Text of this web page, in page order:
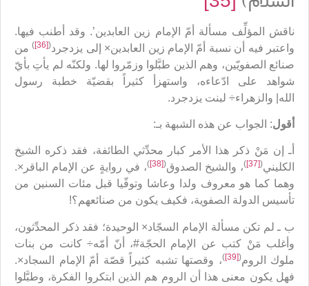
ناقش المؤلِّف مسألة أمّ الإمام زين العابدين’. وقد أطنب فيها.
واعتبر فيه أن نسبة أمّ الإمام زين العابدين× إلى يزدجرد(
[36]
)من
صنائع الصفويّين، وهم الذين طبَّلوا وزمّروا لها. ولكنّه لم يأتِ بأيّ
شواهد على ادّعاءه، واستهزأ كثيراً بقضيّة خطبة رسول
الله| والزهراء÷ لبنت يزدجرد.
أقول: الجواب عن هذه الشبهة بـ:
أـ إن مَنْ ذكر هذا الأمر كبار محدِّثي الطائفة، فقد ذكره الشيخ
الكليني(
[37]
)، والشيخ الصدوق(
[38]
)، في روايةٍ عن الإمام الباقر×.
وهما كما هو معروف ولدا وعاشا وتوفّيا قبل مئات السنين من
تأسيس الدولة الصفوية، فكيف يكون من صنائعهم؟!
ب ـ لم تكن مسألة الإمام السجّاد× الوحيدة؛ فقد ذكر المحدِّثون،
وأغلب مَنْ كتب عن الإمام الحجّة#، أنّ أمّه÷ كانت من بنات
ملوك الروم(
[39]
)، وقصتها تشبه كثيراً قصّة أمّ الإمام السجاد×.
فهل يكون معنى هذا أن الروم هم الذين ابتكروا الفكرة، وطبَّلوا